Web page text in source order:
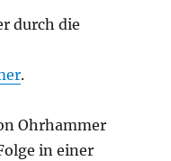
durch die
.
Ohrhammer
in einer